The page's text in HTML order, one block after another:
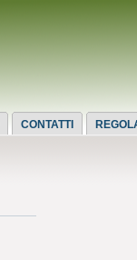
CONTATTI